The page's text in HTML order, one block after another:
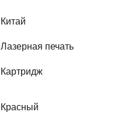
Китай
Лазерная печать
Картридж
Красный